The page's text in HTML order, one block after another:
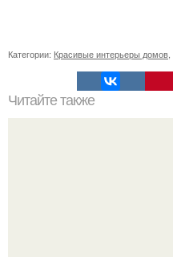
Категории: Красивые интерьеры домов
Читайте также